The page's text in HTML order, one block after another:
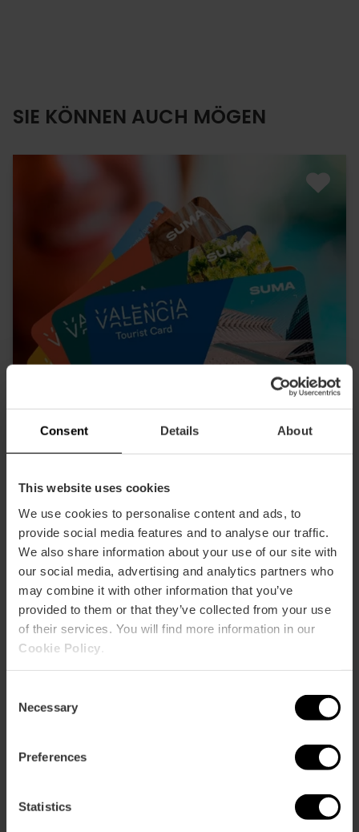
Consent Details About
This website uses cookies
We use cookies to personalise content and ads, to
provide social media features and to analyse our traffic.
We also share information about your use of our site with
our social media, advertising and analytics partners who
may combine it with other information that you’ve
provided to them or that they’ve collected from your use
of their services. You will find more information in our
Cookie Policy
Selection
Necessary
Preferences
Statistics
SIE KÖNNEN AUCH MÖGEN
Valencia Tourist Card 24, 48 oder 72
Stunden
4.9 - 1, 951 Bewertungen
10% Rabatt Exklusives Web
Von17,00 € 15,30 €